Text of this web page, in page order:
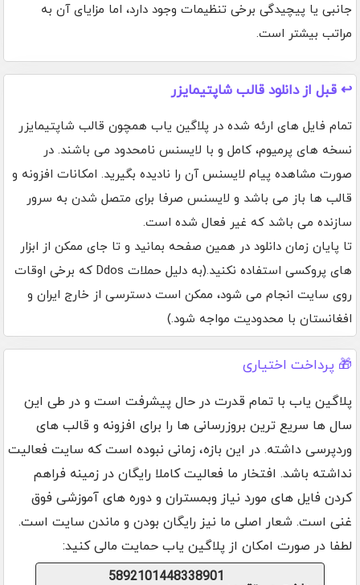
جانبی یا پیچیدگی برخی تنظیمات وجود دارد، اما مزایای آن به
مراتب بیشتر است.
↩️ قبل از دانلود قالب شاپتیمایزر
تمام فایل های ارئه شده در پلاگین یاب همچون قالب شاپتیمایزر
نسخه های پرمیوم، کامل و با لایسنس نامحدود می باشند. در
صورت مشاهده پیام لایسنس آن را نادیده بگیرید. امکانات افزونه و
قالب ها باز می باشد و لایسنس صرفا برای متصل شدن به سرور
سازنده می باشد که غیر فعال شده است.
تا پایان زمان دانلود در همین صفحه بمانید و تا جای ممکن از ابزار
های پروکسی استفاده نکنید.(به دلیل حملات Ddos که برخی اوقات
روی سایت انجام می شود، ممکن است دسترسی از خارج ایران و
افغانستان با محدودیت مواجه شود.)
🎁 پرداخت اختیاری
پلاگین یاب با تمام قدرت در حال پیشرفت است و در طی این
سال ها سریع ترین بروزرسانی ها را برای افزونه و قالب های
وردپرسی داشته. در این بازه، زمانی نبوده است که سایت فعالیت
نداشته باشد. افتخار ما فعالیت کاملا رایگان در زمینه فراهم
کردن فایل های مورد نیاز وبمستران و دوره های آموزشی فوق
غنی است. شعار اصلی ما نیز رایگان بودن و ماندن سایت است.
لطفا در صورت امکان از پلاگین یاب حمایت مالی کنید:
5892101448338901